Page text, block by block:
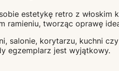
estetykę retro z włoskim
tworząc oprawę
salonie, korytarzu, kuchni
egzemplarz jest wyjątkowy.